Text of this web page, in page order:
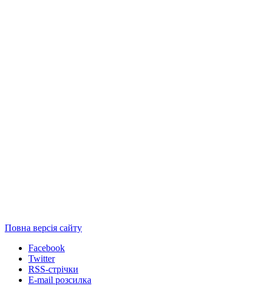
Повна версія сайту
Facebook
Twitter
RSS-стрічки
E-mail розсилка